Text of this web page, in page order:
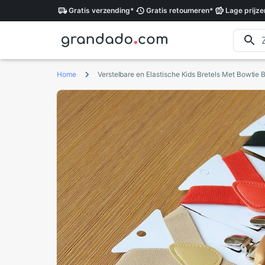
Gratis verzending* Gratis retourneren* Lage
Home